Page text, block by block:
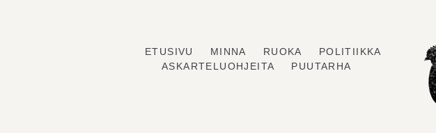
ETUSIVU MINNA RUOKA
POLITIIKKA
ASKARTELUOHJEITA
PUUTARHA